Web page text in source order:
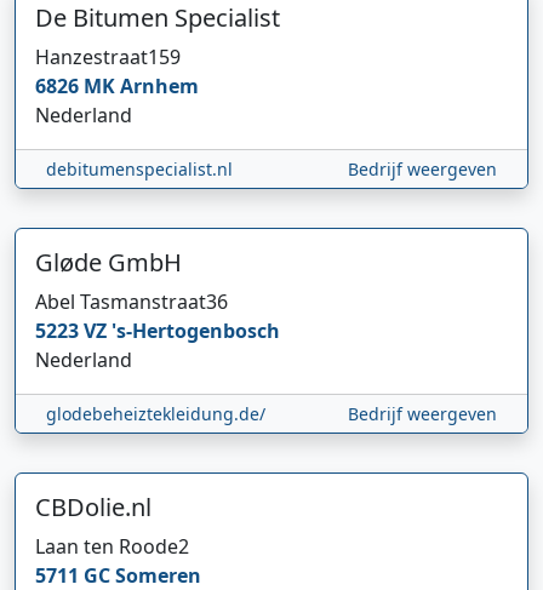
De Bitumen Specialist
Hanzestraat159
6826 MKArnhem
Nederland
debitumenspecialist.nl Bedrijf weergeven
Gløde GmbH
Abel Tasmanstraat36
5223 VZ 's-Hertogenbosch
Nederland
glodebeheiztekleidung.de/ Bedrijf weergeven
CBDolie.nl
Laan ten Roode2
5711 GCSomeren